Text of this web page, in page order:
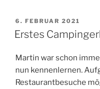
VERÖFFENTLICHT
AM
6. FEBRUAR 2021
Erstes
Martin war schon
nun kennenlernen.
Restaurantbesuche